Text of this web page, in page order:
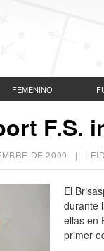
FEMENINO
F.S.
DE 2009 |
El
durante
ellas en
primer